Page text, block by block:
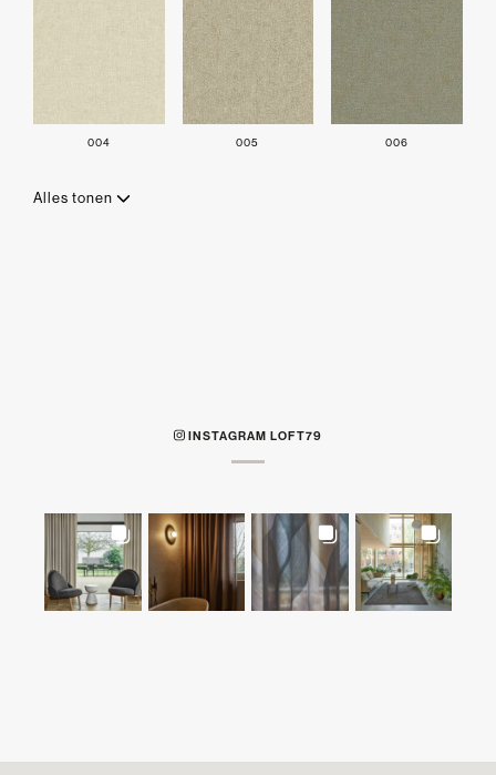
004 005 006
Alles tonen
INSTAGRAM LOFT79